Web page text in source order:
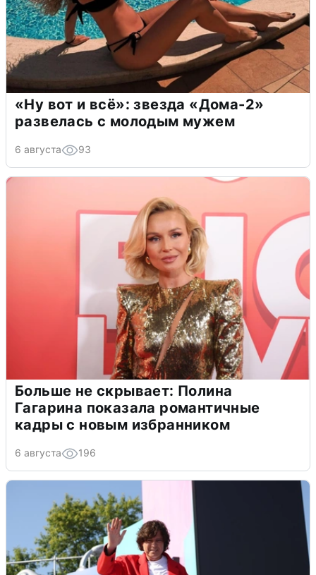
«Ну вот и всё»: звезда «Дома-2»
развелась с молодым мужем
6 августа 93
Больше не скрывает: Полина
Гагарина показала романтичные
кадры с новым избранником
6 августа 196